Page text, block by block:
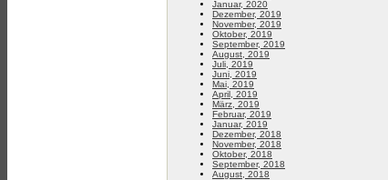
Januar, 2020
Dezember, 2019
November, 2019
Oktober, 2019
September, 2019
August, 2019
Juli, 2019
Juni, 2019
Mai, 2019
April, 2019
März, 2019
Februar, 2019
Januar, 2019
Dezember, 2018
November, 2018
Oktober, 2018
September, 2018
August, 2018